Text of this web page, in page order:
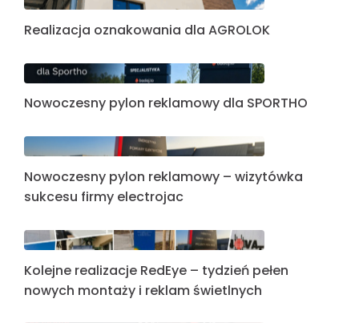
Realizacja oznakowania dla AGROLOK
Nowoczesny pylon reklamowy dla SPORTHO
Nowoczesny pylon reklamowy – wizytówka
sukcesu firmy electrojac
Kolejne realizacje RedEye – tydzień pełen
nowych montaży i reklam świetlnych